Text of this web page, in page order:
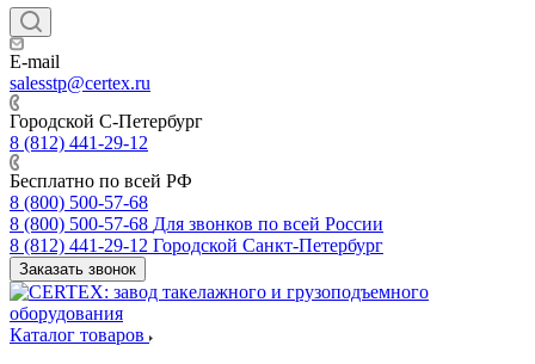
E-mail
salesstp@certex.ru
Городской С-Петербург
8 (812) 441-29-12
Бесплатно по всей РФ
8 (800) 500-57-68
8 (800) 500-57-68 Для звонков по всей России
8 (812) 441-29-12 Городской Санкт-Петербург
Заказать звонок
Каталог товаров